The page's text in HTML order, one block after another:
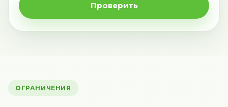
Проверить
ОГРАНИЧЕНИЯ